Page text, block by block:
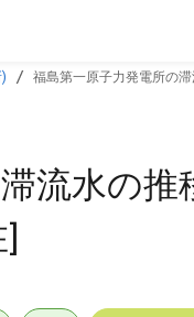
福島第一原子力発電所の滞
流水の推